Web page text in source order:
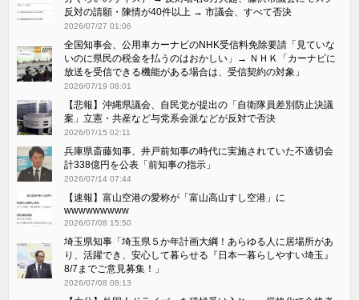
反対の請願・陳情が40件以上 → 市議会、すべて否決
2026/07/27 01:06
全国知事会、公用車カーナビのNHK受信料免除要請「見ていな
いのに県民の税金を払うのはおかしい」→ ＮＨＫ「カーナビに
放送を受信できる機能がある場合は、受信契約の対象」
2026/07/19 08:01
【悲報】沖縄県議会、自民党が提出の「自衛隊員差別防止決議
案」立憲・共産など与党系会派などが反対で否決
2026/07/15 02:11
兵庫県斎藤知事、井戸前知事の時代に実施されていた不適切会
計338億円を公表「前知事の指示」
2026/07/14 07:44
【速報】富山空港の愛称が「富山高山すし空港」に
wwwwwwwww
2026/07/08 15:50
埼玉県知事「埼玉県５か年計画大綱！あらゆる人に居場所があ
り、活躍でき、安心して暮らせる『日本一暮らしやすい埼玉』
8/7までご意見募集！」
2026/07/08 08:13